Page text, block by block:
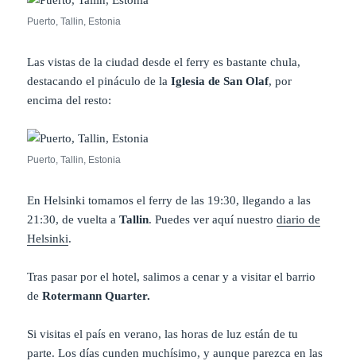
Puerto, Tallin, Estonia
Las vistas de la ciudad desde el ferry es bastante chula,
destacando el pináculo de laIglesia de San Olaf, por
encima del resto:
Puerto, Tallin, Estonia
En Helsinki tomamos el ferryde las 19:30, llegando a las
21:30, de vuelta aTallin. Puedes ver aquí nuestrodiario de
Helsinki.
Tras pasar por el hotel, salimos a cenar y a visitar el barrio
deRotermann Quarter.
Si visitas el país en verano, las horas de luz están de tu
parte. Los días cunden muchísimo, y aunque parezca en las